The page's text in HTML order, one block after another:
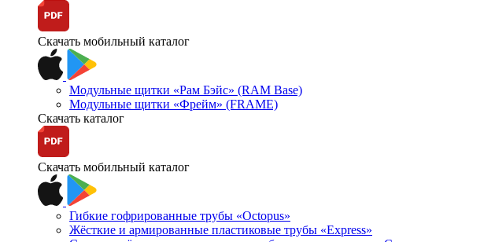
Скачать мобильный каталог
Модульные щитки «Рам Бэйс» (RAM Base)
Модульные щитки «Фрейм» (FRAME)
Скачать каталог
Скачать мобильный каталог
Гибкие гофрированные трубы «Octopus»
Жёсткие и армированные пластиковые трубы «Express»